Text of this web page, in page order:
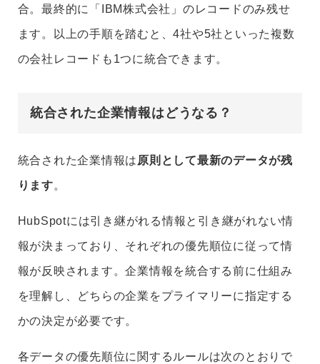
合。最終的に「IBM株式会社」のレコードのみ残せ
ます。以上の手順を踏むと、4社や5社といった複数
の会社レコードも1つに統合できます。
統合された企業情報はどうなる？
統合された企業情報は 原則として最新のデータが残
ります。
HubSpotには引き継がれる情報と引き継がれない情
報が決まっており、それぞれの優先順位に従って情
報が反映されます。企業情報を統合する前に仕組み
を理解し、どちらの企業をプライマリーに指定する
かの決定が必要です。
各データの優先順位に関するルールは次のとおりで